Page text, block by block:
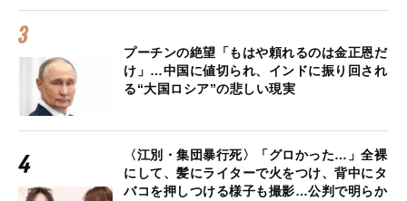
プーチンの絶望「もはや頼れるのは金正恩だ
け」…中国に値切られ、インドに振り回され
る“大国ロシア”の悲しい現実
〈江別・集団暴行死〉「グロかった…」全裸
にして、髪にライターで火をつけ、背中にタ
バコを押しつける様子も撮影…公判で明らか